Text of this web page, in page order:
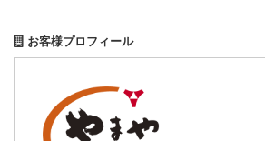
お客様プロフィール